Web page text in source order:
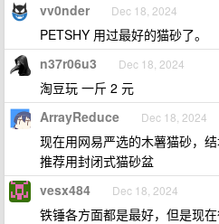
vv0nder Dec 18, 2024
PETSHY 用过最好的猫砂了。
n37r06u3 Dec 18, 2024
淘豆玩 一斤 2 元
ArrayReduce Dec 18, 2024
现在用网易严选的木薯猫砂，
推荐用封闭式猫砂盆
vesx484 Dec 18, 2024
铁锤各方面都是最好，但是现